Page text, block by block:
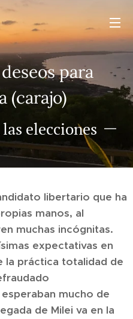
para
(carajo)
elecciones
libertario que ha
manos, al
muchas incógnitas.
expectativas en
la práctica totalidad de
mucho de
de Milei va en la